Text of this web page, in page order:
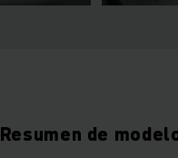
Resumen de